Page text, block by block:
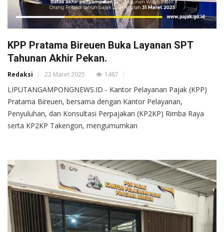
KPP Pratama Bireuen Buka Layanan SPT
Tahunan Akhir Pekan.
Redaksi 22 Maret 2025 1487
LIPUTANGAMPONGNEWS.ID - Kantor Pelayanan Pajak (KPP)
Pratama Bireuen, bersama dengan Kantor Pelayanan,
Penyuluhan, dan Konsultasi Perpajakan (KP2KP) Rimba Raya
serta KP2KP Takengon, mengumumkan